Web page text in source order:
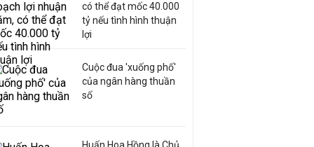
có thể đạt mốc 40.000
tỷ nếu tình hình thuận
lợi
Cuộc đua 'xuống phố'
của ngân hàng thuần
số